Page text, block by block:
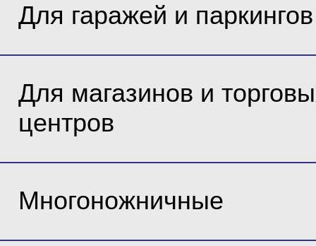
Для гаражей и паркингов
Для магазинов и
центров
Многоножничные